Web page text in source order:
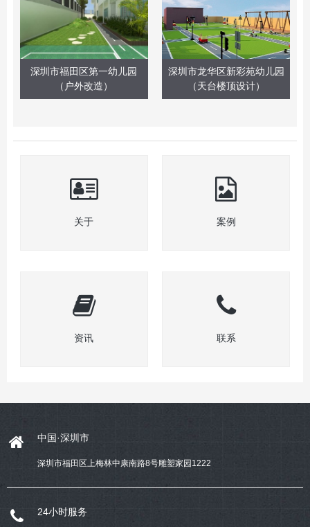
深圳市福田区第一幼儿园
（户外改造）
深圳市龙华区新彩苑幼儿园
（天台楼顶设计）
关于 案例
资讯 联系
中国·深圳市
深圳市福田区上梅林中康南路8号雕塑家园1222
24小时服务